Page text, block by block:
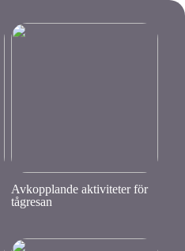
Avkopplande aktiviteter för
tågresan